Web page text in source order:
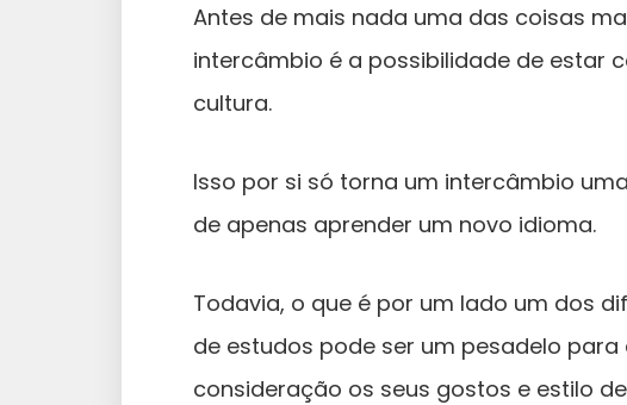
Antes de mais nada uma das coisas
intercâmbio é a possibilidade de estar
cultura.
Isso por si só torna um intercâmbio
de apenas aprender um novo idioma.
Todavia, o que é por um lado um dos
de estudos pode ser um pesadelo
consideração os seus gostos e estilo